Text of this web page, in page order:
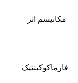
مکانیسم اثر
فارماکوکينتيک